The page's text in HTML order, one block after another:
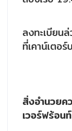
ลงทะเบียน
ที่เคาน์เตอ
สิ่งอำนวยค
เวอร์ฟร้อนท์